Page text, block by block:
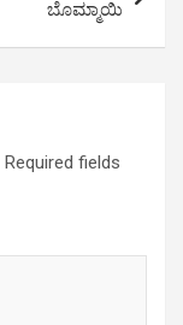
ಬೊಮ್ಮಾಯಿ
Required fields